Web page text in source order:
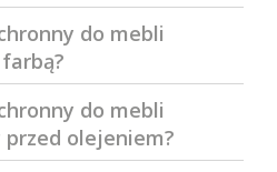
do mebli
do mebli
olejeniem?